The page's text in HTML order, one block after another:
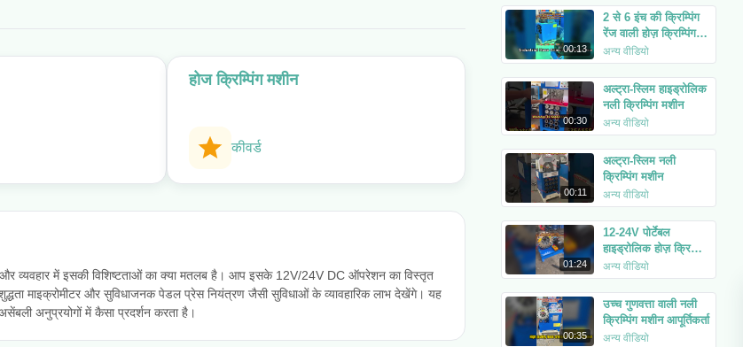
होज क्रिम्पिंग मशीन
कीवर्ड
और व्यवहार में इसकी विशिष्टताओं का क्या मतलब है। आप इसके 12V/24V DC ऑपरेशन का विस्तृत
माइक्रोमीटर और सुविधाजनक पेडल प्रेस नियंत्रण जैसी सुविधाओं के व्यावहारिक लाभ देखेंगे। यह
अनुप्रयोगों में कैसा प्रदर्शन करता है।
00:13
2 से 6 इंच की क्रिम्पिंग
रेंज वाली होज़ क्रिम्पिंग
मशीन (चीन) फ़ैक्टरी मूल्य
पर उपलब्ध है।
अन्य वीडियो
00:30
अल्ट्रा-स्लिम हाइड्रोलिक
नली क्रिम्पिंग मशीन
अन्य वीडियो
00:11
अल्ट्रा-स्लिम नली
क्रिम्पिंग मशीन
अन्य वीडियो
01:24
12-24V पोर्टेबल
हाइड्रोलिक होज़ क्रिम्पिंग
मशीन का प्रदर्शन
अन्य वीडियो
00:35
उच्च गुणवत्ता वाली नली
क्रिम्पिंग मशीन आपूर्तिकर्ता
अन्य वीडियो